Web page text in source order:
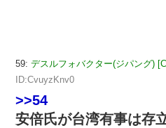
59: デスルフォバクター(ジパング)
ID:CvuyzKnv0
>>54
安倍氏が台湾有事は存